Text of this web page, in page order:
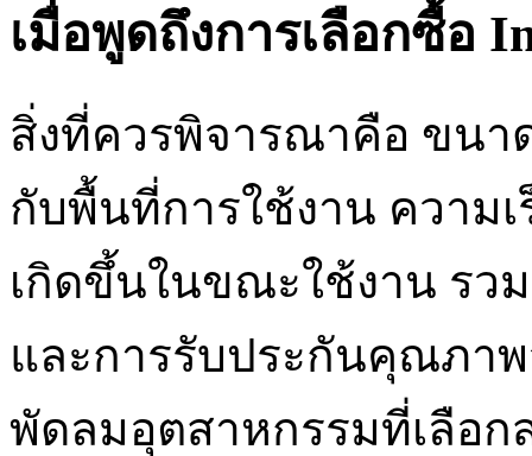
เมื่อพูดถึงการเลือกซื้อ
สิ่งที่ควรพิจารณาคือ ขนาด
กับพื้นที่การใช้งาน ความ
เกิดขึ้นในขณะใช้งาน รว
และการรับประกันคุณภา
พัดลมอุตสาหกรรมที่เลือก